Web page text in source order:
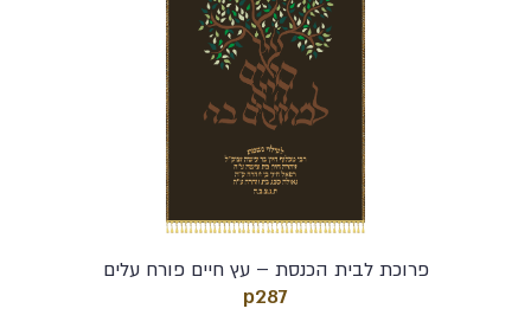
פרוכת לבית הכנסת – עץ חיים פורח עלים
p287